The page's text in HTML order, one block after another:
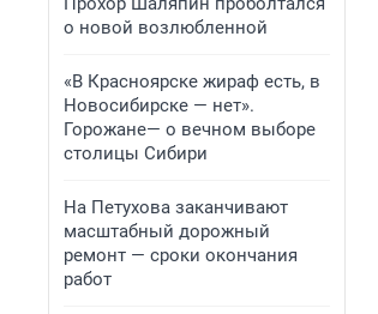
о новой возлюбленной
«В Красноярске жираф есть, в
Новосибирске — нет».
Горожане— о вечном выборе
столицы Сибири
На Петухова заканчивают
масштабный дорожный
ремонт — сроки окончания
работ